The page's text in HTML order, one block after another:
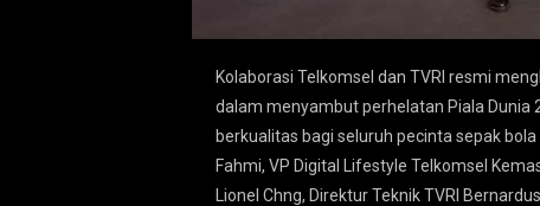
Kolaborasi Telkomsel dan TVRI resmi
dalam menyambut perhelatan Piala Dunia
berkualitas bagi seluruh pecinta sepak
Fahmi, VP Digital Lifestyle Telkomsel
Lionel Chng, Direktur Teknik TVRI